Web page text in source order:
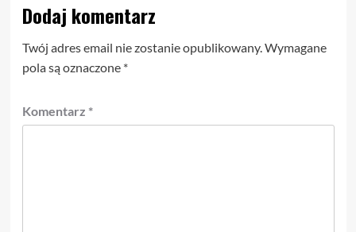
Dodaj komentarz
Twój adres email nie zostanie opublikowany.Wymagane
pola są oznaczone *
Komentarz *